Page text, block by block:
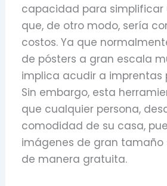
capacidad para simplificar
que, de otro modo, sería
costos. Ya que
de pósters a gran escala
implica acudir a imprentas
Sin embargo, esta
que cualquier persona,
comodidad de su casa,
imágenes de gran tamaño
de manera gratuita.